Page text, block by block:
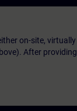
on-site, virtually
After providing